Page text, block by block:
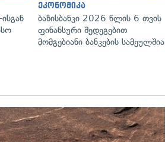
ეკონომიკა
ბაზისბანკი 2026 წლის 6 თვის
ფინანსური შედეგებით
მომგებიანი ბანკების სამეულშია